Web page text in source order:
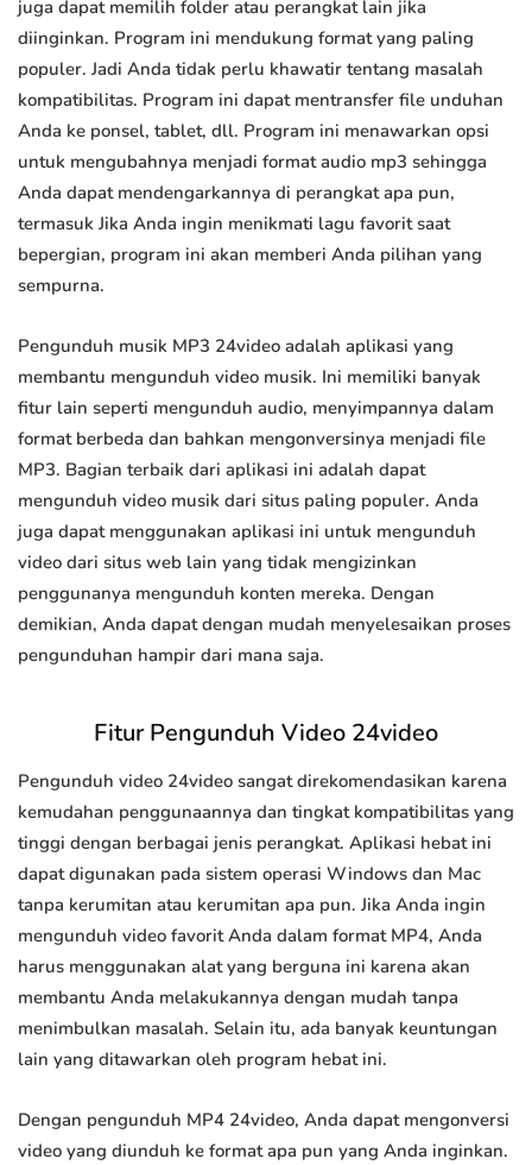
juga dapat memilih folder atau perangkat lain jika
diinginkan. Program ini mendukung format yang paling
populer. Jadi Anda tidak perlu khawatir tentang masalah
kompatibilitas. Program ini dapat mentransfer file unduhan
Anda ke ponsel, tablet, dll. Program ini menawarkan opsi
untuk mengubahnya menjadi format audio mp3 sehingga
Anda dapat mendengarkannya di perangkat apa pun,
termasuk Jika Anda ingin menikmati lagu favorit saat
bepergian, program ini akan memberi Anda pilihan yang
sempurna.
Pengunduh musik MP3 24video adalah aplikasi yang
membantu mengunduh video musik. Ini memiliki banyak
fitur lain seperti mengunduh audio, menyimpannya dalam
format berbeda dan bahkan mengonversinya menjadi file
MP3. Bagian terbaik dari aplikasi ini adalah dapat
mengunduh video musik dari situs paling populer. Anda
juga dapat menggunakan aplikasi ini untuk mengunduh
video dari situs web lain yang tidak mengizinkan
penggunanya mengunduh konten mereka. Dengan
demikian, Anda dapat dengan mudah menyelesaikan proses
pengunduhan hampir dari mana saja.
Fitur Pengunduh Video 24video
Pengunduh video 24video sangat direkomendasikan karena
kemudahan penggunaannya dan tingkat kompatibilitas yang
tinggi dengan berbagai jenis perangkat. Aplikasi hebat ini
dapat digunakan pada sistem operasi Windows dan Mac
tanpa kerumitan atau kerumitan apa pun. Jika Anda ingin
mengunduh video favorit Anda dalam format MP4, Anda
harus menggunakan alat yang berguna ini karena akan
membantu Anda melakukannya dengan mudah tanpa
menimbulkan masalah. Selain itu, ada banyak keuntungan
lain yang ditawarkan oleh program hebat ini.
Dengan pengunduh MP4 24video, Anda dapat mengonversi
video yang diunduh ke format apa pun yang Anda inginkan.